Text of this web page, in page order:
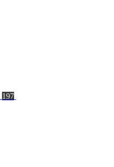
197